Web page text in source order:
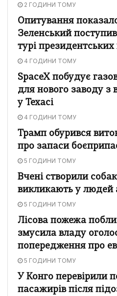
2 ГОДИНИ ТОМУ
Опитування
Зеленський
турі президентських
4 ГОДИНИ ТОМУ
SpaceX побудує
для нового заводу з
у Техасі
4 ГОДИНИ ТОМУ
Трамп обурився
про запаси
5 ГОДИНИ ТОМУ
Вчені створили
викликають у людей
5 ГОДИНИ ТОМУ
Лісова пожежа
змусила владу
попередження про
5 ГОДИНИ ТОМУ
У Конго перевірили
пасажирів після